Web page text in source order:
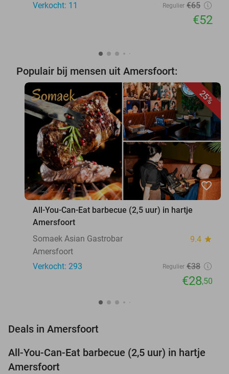
Verkocht: 11 Regulier €65
€52
Populair bij mensen uit Amersfoort:
25%
favorite_border
All-You-Can-Eat barbecue (2,5 uur) in hartje
Amersfoort
Somaek Asian Gastrobar
9.4 star
Amersfoort
Verkocht: 293
Regulier €38
€28,50
Deals in Amersfoort
25%
All-You-Can-Eat barbecue (2,5 uur) in hartje
Amersfoort